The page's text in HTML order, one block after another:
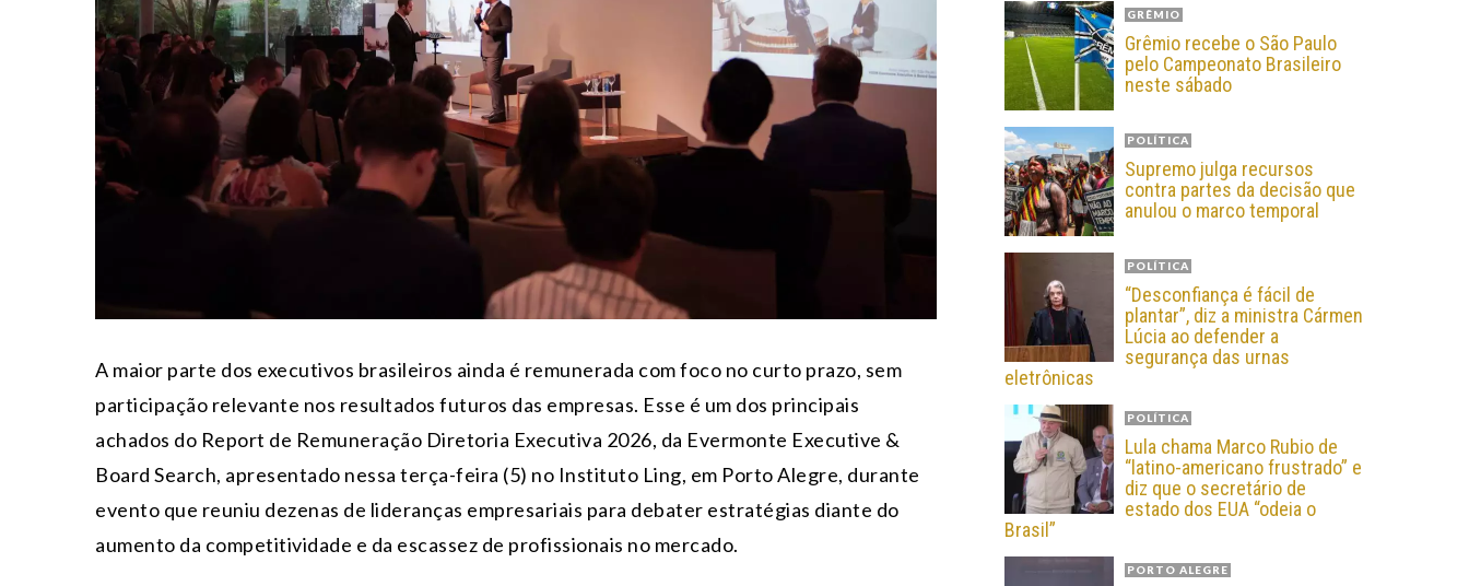
A maior parte dos executivos brasileiros ainda é remunerada com foco no curto prazo, sem
participação relevante nos resultados futuros das empresas. Esse é um dos principais
achados do Report de Remuneração Diretoria Executiva 2026, da Evermonte Executive &
Board Search, apresentado nessa terça-feira (5) no Instituto Ling, em Porto Alegre, durante
evento que reuniu dezenas de lideranças empresariais para debater estratégias diante do
aumento da competitividade e da escassez de profissionais no mercado.
GRÊMIO
Grêmio recebe o São Paulo
pelo Campeonato Brasileiro
neste sábado
POLÍTICA
Supremo julga recursos
contra partes da decisão que
anulou o marco temporal
POLÍTICA
“Desconfiança é fácil de
plantar”, diz a ministra Cármen
Lúcia ao defender a
segurança das urnas
eletrônicas
POLÍTICA
Lula chama Marco Rubio de
“latino-americano frustrado” e
diz que o secretário de
estado dos EUA “odeia o
Brasil”
PORTO ALEGRE